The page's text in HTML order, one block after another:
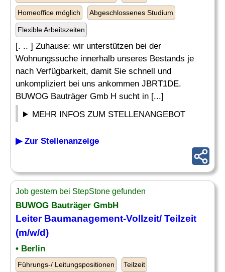
Homeoffice möglich Abgeschlossenes Studium
Flexible Arbeitszeiten
[. .. ] Zuhause: wir unterstützen bei der
Wohnungssuche innerhalb unseres Bestands je
nach Verfügbarkeit, damit Sie schnell und
unkompliziert bei uns ankommen JBRT1DE.
BUWOG Bauträger Gmb H sucht in [...]
MEHR INFOS ZUM STELLENANGEBOT
▶ Zur Stellenanzeige
Job gestern bei StepStone gefunden
BUWOG Bauträger GmbH
Leiter Baumanagement-Vollzeit/ Teilzeit
(m/w/d)
• Berlin
Führungs-/ Leitungspositionen Teilzeit